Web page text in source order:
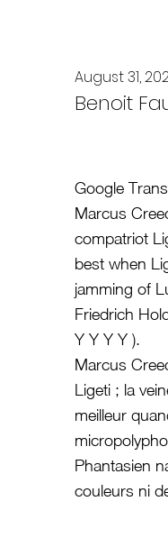
August 31,
Benoit
Google
Marcus
compatriot
best when
jamming of
Friedrich
Y Y Y Y ).
Marcus
Ligeti ; la
meilleur
Phantasien
couleurs ni